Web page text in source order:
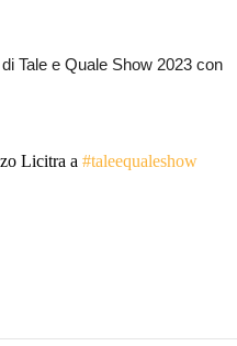
Tale e Quale Show 2023 con
Licitra a #taleequaleshow